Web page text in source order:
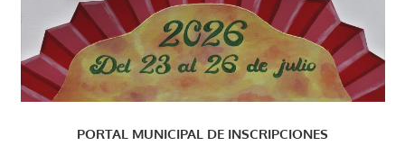
PORTAL MUNICIPAL DE INSCRIPCIONES